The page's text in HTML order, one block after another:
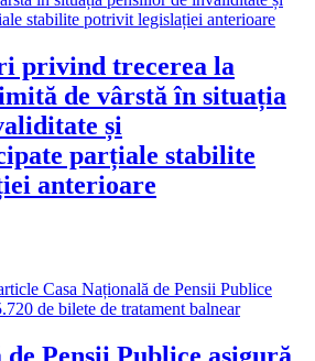
privind trecerea la
de vârstă în situația
și
parțiale stabilite
anterioare
de Pensii Publice asigură